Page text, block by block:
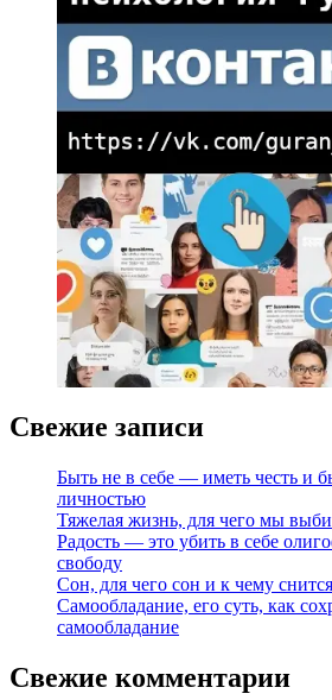
Свежие записи
Быть не в себе — иметь честь и
личностью
Тяжелая жизнь, для чего мы
Радость — это убить в себе
свободу
Сон, для чего сон и к чему
Самообладание, его суть, как
самообладание
Свежие комментарии